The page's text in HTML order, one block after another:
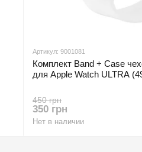
Артикул: 9001081
Комплект Band + Case
для Apple Watch ULTRA
450 грн
350 грн
Нет в наличии